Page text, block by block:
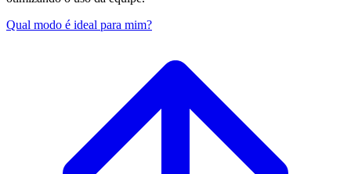
Qual modo é ideal para mim?